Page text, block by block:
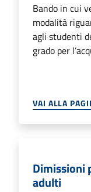
Bando in cui
modalità
agli studenti
grado per
VAI ALLA
Dimissioni
adulti